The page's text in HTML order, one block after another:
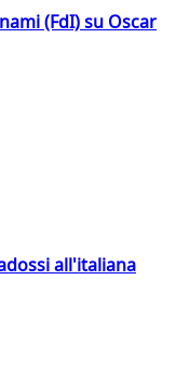
(FdI) su Oscar
all'italiana